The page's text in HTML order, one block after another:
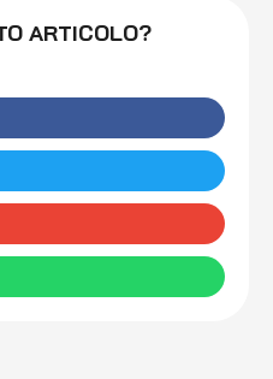
ARTICOLO?